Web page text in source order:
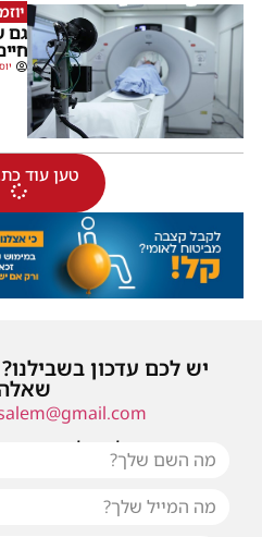
גם
טען עוד
יש לכם עדכון
או שילחו אלינו פנייה